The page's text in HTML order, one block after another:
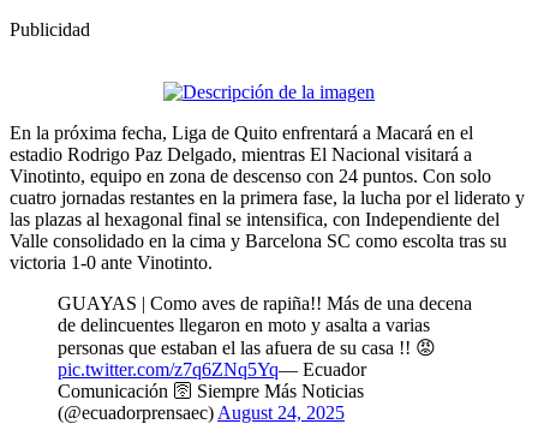
Publicidad
En la próxima fecha, Liga de Quito enfrentará a Macará en el
estadio Rodrigo Paz Delgado, mientras El Nacional visitará a
Vinotinto, equipo en zona de descenso con 24 puntos. Con solo
cuatro jornadas restantes en la primera fase, la lucha por el liderato y
las plazas al hexagonal final se intensifica, con Independiente del
Valle consolidado en la cima y Barcelona SC como escolta tras su
victoria 1-0 ante Vinotinto.
GUAYAS | Como aves de rapiña!! Más de una decena
de delincuentes llegaron en moto y asalta a varias
personas que estaban el las afuera de su casa !! 😡
pic.twitter.com/z7q6ZNq5Yq— Ecuador
Comunicación 🛜 Siempre Más Noticias
(@ecuadorprensaec) August 24, 2025